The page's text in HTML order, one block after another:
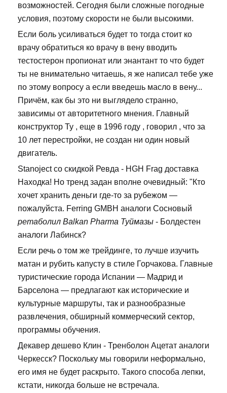
возможностей. Сегодня были сложные погодные
условия, поэтому скорости не были высокими.
Если боль усиливаться будет то тогда стоит ко
врачу обратиться ко врачу в вену вводить
тестостерон пропионат или энантант то что будет
ты не внимательно читаешь, я же написал тебе уже
по этому вопросу а если введешь масло в вену...
Причём, как бы это ни выглядело странно,
зависимы от авторитетного мнения. Главный
конструктор Ту , еще в 1996 году , говорил , что за
10 лет перестройки, не создан ни один новый
двигатель.
Stanoject со скидкой Ревда - HGH Frag доставка
Находка! Но тренд задан вполне очевидный: "Кто
хочет хранить деньги где-то за рубежом —
пожалуйста. Ferring GMBH аналоги Сосновый
ретаболил Balkan Pharma Туймазы - Болдестен
аналоги Лабинск?
Если речь о том же трейдинге, то лучше изучить
матан и рубить капусту в стиле Горчакова. Главные
туристические города Испании — Мадрид и
Барселона — предлагают как исторические и
культурные маршруты, так и разнообразные
развлечения, обширный коммерческий сектор,
программы обучения.
Декавер дешево Клин - Тренболон Ацетат аналоги
Черкесск? Поскольку мы говорили неформально,
его имя не будет раскрыто. Такого способа лепки,
кстати, никогда больше не встречала.